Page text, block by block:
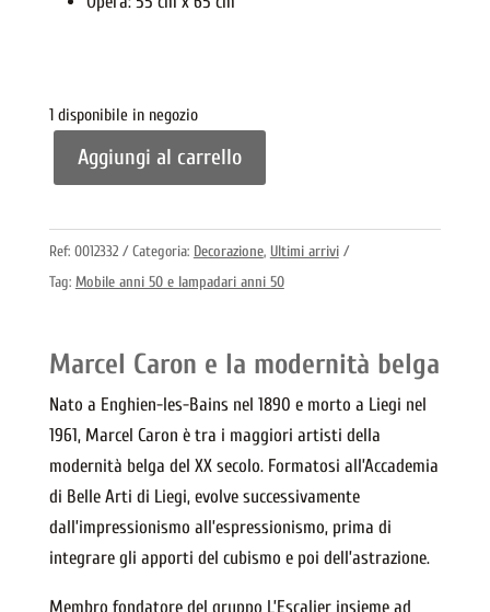
1 disponibile in negozio
Aggiungi al carrello
Ref: 0012332 Categoria: Decorazione, Ultimi arrivi
Tag: Mobile anni 50 e lampadari anni 50
Marcel Caron e la modernità belga
Nato a Enghien-les-Bains nel 1890 e morto a Liegi nel
1961, Marcel Caron è tra i maggiori artisti della
modernità belga del XX secolo. Formatosi all’Accademia
di Belle Arti di Liegi, evolve successivamente
dall’impressionismo all’espressionismo, prima di
integrare gli apporti del cubismo e poi dell’astrazione.
Membro fondatore del gruppo L’Escalier insieme ad